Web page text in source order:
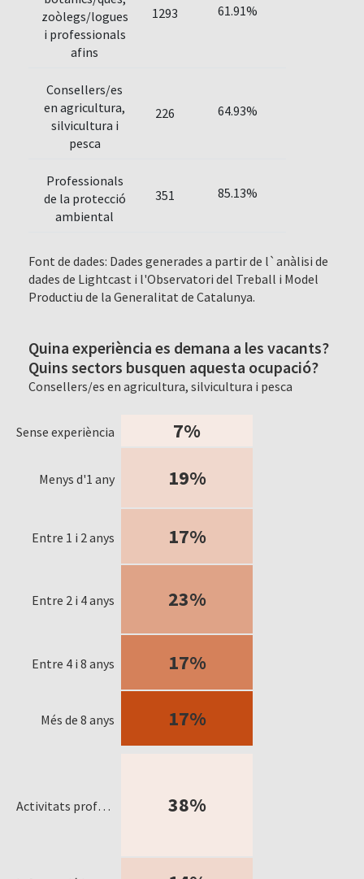
zoòlegs/logues
i professionals
afins
1293 61.91%
Consellers/es
en agricultura,
silvicultura i
pesca
226 64.93%
Professionals
de la protecció
ambiental
351 85.13%
Font de dades: Dades generades a partir de l`anàlisi de
dades de Lightcast i l'Observatori del Treball i Model
Productiu de la Generalitat de Catalunya.
Quina experiència es demana a les vacants?
Quins sectors busquen aquesta ocupació?
Consellers/es en agricultura, silvicultura i pesca
Sense experiència 7%
Menys d'1 any 19%
Entre 1 i 2 anys 17%
Entre 2 i 4 anys 23%
Entre 4 i 8 anys 17%
Més de 8 anys 17%
Activitats professionals, científiques i tècniques 38%